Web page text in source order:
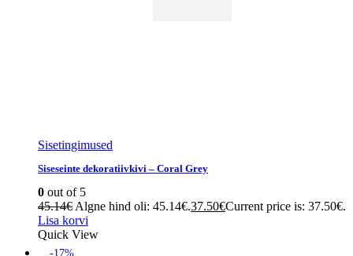
Sisetingimused
Siseseinte dekoratiivkivi – Coral Grey
0 out of 5
45.14€ Algne hind oli: 45.14€.37.50€Current price is: 37.50€.
Lisa korvi
Quick View
-17%